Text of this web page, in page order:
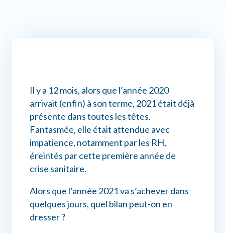
Assistance myPrimobox
Il y a 12 mois, alors que l’année 2020
arrivait (enfin) à son terme, 2021 était déjà
présente dans toutes les têtes.
Fantasmée, elle était attendue avec
impatience, notamment par les RH,
éreintés par cette première année de
crise sanitaire.
Alors que l’année 2021 va s’achever dans
quelques jours, quel bilan peut-on en
dresser ?